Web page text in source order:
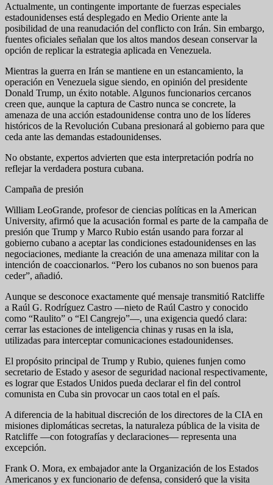
Actualmente, un contingente importante de fuerzas especiales
estadounidenses está desplegado en Medio Oriente ante la
posibilidad de una reanudación del conflicto con Irán. Sin embargo,
fuentes oficiales señalan que los altos mandos desean conservar la
opción de replicar la estrategia aplicada en Venezuela.
Mientras la guerra en Irán se mantiene en un estancamiento, la
operación en Venezuela sigue siendo, en opinión del presidente
Donald Trump, un éxito notable. Algunos funcionarios cercanos
creen que, aunque la captura de Castro nunca se concrete, la
amenaza de una acción estadounidense contra uno de los líderes
históricos de la Revolución Cubana presionará al gobierno para que
ceda ante las demandas estadounidenses.
No obstante, expertos advierten que esta interpretación podría no
reflejar la verdadera postura cubana.
Campaña de presión
William LeoGrande, profesor de ciencias políticas en la American
University, afirmó que la acusación formal es parte de la campaña de
presión que Trump y Marco Rubio están usando para forzar al
gobierno cubano a aceptar las condiciones estadounidenses en las
negociaciones, mediante la creación de una amenaza militar con la
intención de coaccionarlos. “Pero los cubanos no son buenos para
ceder”, añadió.
Aunque se desconoce exactamente qué mensaje transmitió Ratcliffe
a Raúl G. Rodríguez Castro —nieto de Raúl Castro y conocido
como “Raulito” o “El Cangrejo”—, una exigencia quedó clara:
cerrar las estaciones de inteligencia chinas y rusas en la isla,
utilizadas para interceptar comunicaciones estadounidenses.
El propósito principal de Trump y Rubio, quienes funjen como
secretario de Estado y asesor de seguridad nacional respectivamente,
es lograr que Estados Unidos pueda declarar el fin del control
comunista en Cuba sin provocar un caos total en el país.
A diferencia de la habitual discreción de los directores de la CIA en
misiones diplomáticas secretas, la naturaleza pública de la visita de
Ratcliffe —con fotografías y declaraciones— representa una
excepción.
Frank O. Mora, ex embajador ante la Organización de los Estados
Americanos y ex funcionario de defensa, consideró que la visita